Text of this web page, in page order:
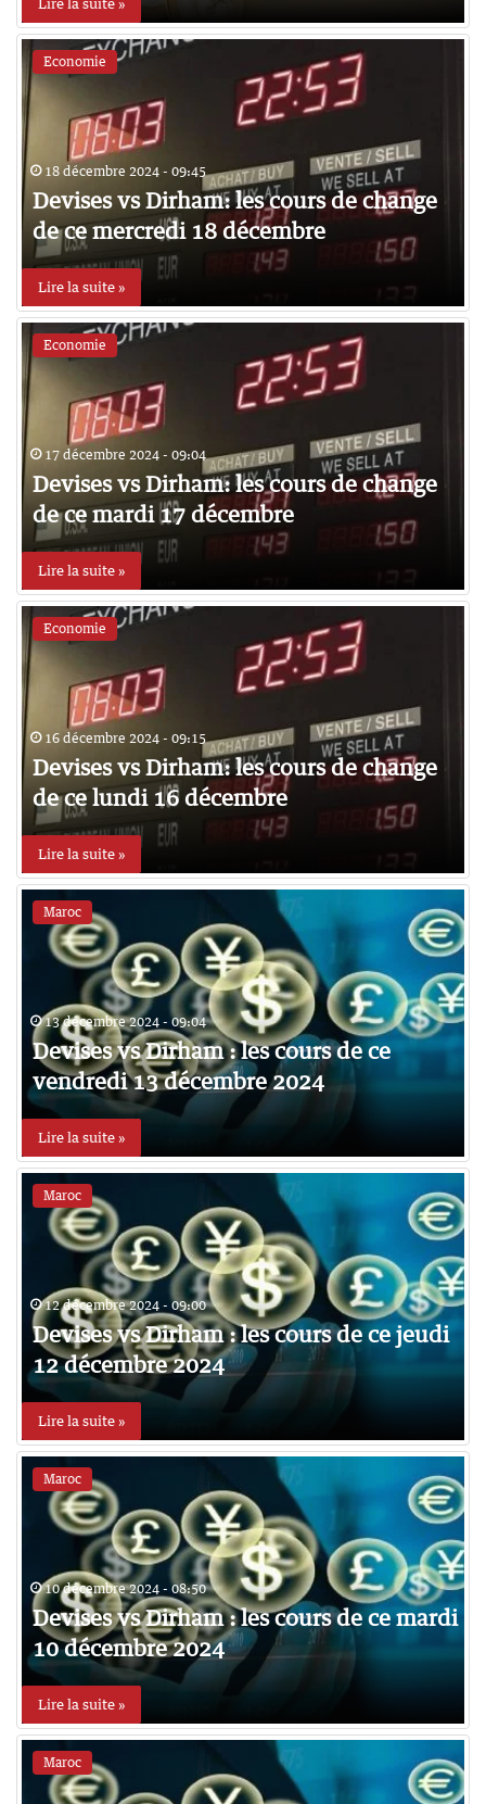
Lire la suite »
Economie
18 décembre 2024 - 09:45
Devises vs Dirham: les cours de change
de ce mercredi 18 décembre
Lire la suite »
Economie
17 décembre 2024 - 09:04
Devises vs Dirham: les cours de change
de ce mardi 17 décembre
Lire la suite »
Economie
16 décembre 2024 - 09:15
Devises vs Dirham: les cours de change
de ce lundi 16 décembre
Lire la suite »
Maroc
13 décembre 2024 - 09:04
Devises vs Dirham : les cours de ce
vendredi 13 décembre 2024
Lire la suite »
Maroc
12 décembre 2024 - 09:00
Devises vs Dirham : les cours de ce jeudi
12 décembre 2024
Lire la suite »
Maroc
10 décembre 2024 - 08:50
Devises vs Dirham : les cours de ce mardi
10 décembre 2024
Lire la suite »
Maroc